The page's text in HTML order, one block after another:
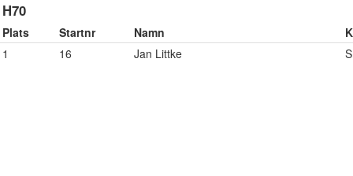
H70
Plats Startnr Namn
1
16 Jan Littke